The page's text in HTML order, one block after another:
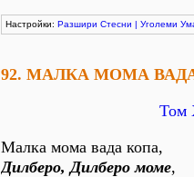
Настройки: Разшири Стесни | Уголеми
92. МАЛКА МОМА
Том
Малка мома вада копа,
Дилберо, Дилберо моме,